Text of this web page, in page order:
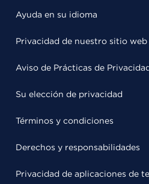
Ayuda en su idioma
Privacidad de nuestro sitio web
Aviso de Prácticas de
Su elección de privacidad
Términos y condiciones
Derechos y responsabilidades
Privacidad de aplicaciones de